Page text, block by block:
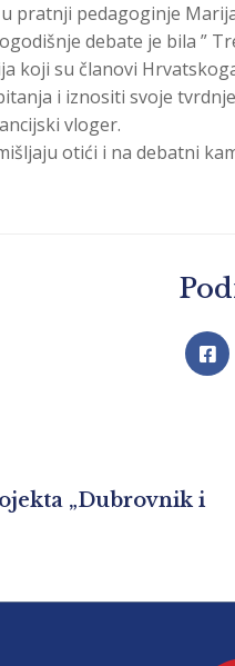
pratnji pedagoginje
debate je bila ”
koji su članovi
i iznositi svoje
vloger.
otići i na debatni
„Dubrovnik i